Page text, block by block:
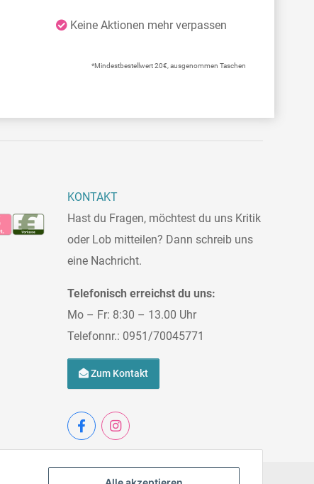
Keine Aktionen mehr verpassen
*Mindestbestellwert 20€, ausgenommen Taschen
KONTAKT
Hast du Fragen, möchtest du uns Kritik
oder Lob mitteilen? Dann schreib uns
eine Nachricht.
Telefonisch erreichst du uns:
Mo – Fr: 8:30 – 13.00 Uhr
Telefonnr.: 0951/70045771
Zum Kontakt